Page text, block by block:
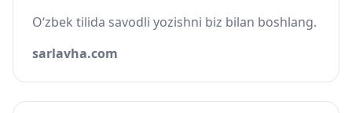
O‘zbek tilida savodli yozishni biz bilan boshlang.
sarlavha.com